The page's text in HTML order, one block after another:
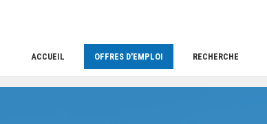
ACCUEIL OFFRES D'EMPLOI RECHERCHE